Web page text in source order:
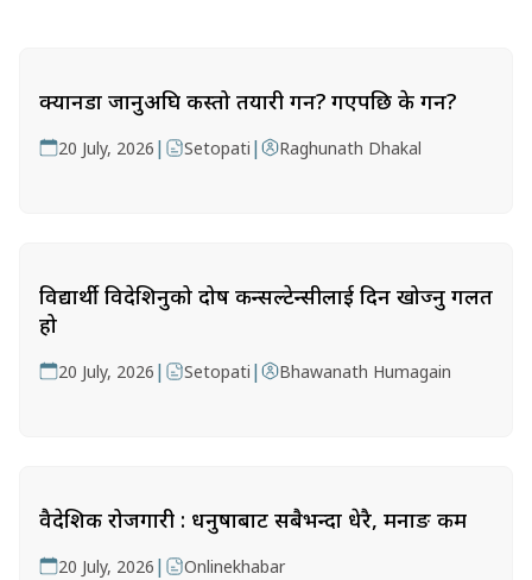
क्यानडा जानुअघि कस्तो तयारी गर्ने? गएपछि के गर्ने?
20 July, 2026 | Setopati | Raghunath Dhakal
विद्यार्थी विदेशिनुको दोष कन्सल्टेन्सीलाई दिन खोज्नु गलत
हो
20 July, 2026 | Setopati | Bhawanath Humagain
वैदेशिक रोजगारी : धनुषाबाट सबैभन्दा धेरै, मनाङ कम
20 July, 2026 | Onlinekhabar